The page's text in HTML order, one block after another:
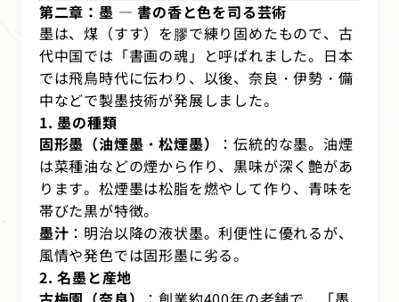
第二章：墨 ― 書の香と色を司る芸術
墨は、煤（すす）を膠で練り固めたもので、古
代中国では「書画の魂」と呼ばれました。日本
では飛鳥時代に伝わり、以後、奈良・伊勢・備
中などで製墨技術が発展しました。
1. 墨の種類
固形墨（油煙墨・松煙墨）
：伝統的な墨。油煙
は菜種油などの煙から作り、黒味が深く艶があ
ります。松煙墨は松脂を燃やして作り、青味を
帯びた黒が特徴。
墨汁 ：明治以降の液状墨。利便性に優れるが、
風情や発色では固形墨に劣る。
2. 名墨と産地